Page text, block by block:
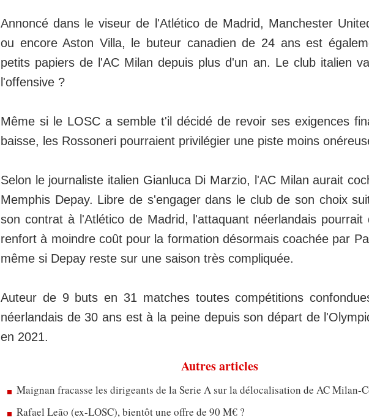
Annoncé dans le viseur de l'Atlético de Madrid, Manchester
ou encore Aston Villa, le buteur canadien de 24 ans est
petits papiers de l'AC Milan depuis plus d'un an. Le club italien
l'offensive ?
Même si le LOSC a semble t'il décidé de revoir ses exigences
baisse, les Rossoneri pourraient privilégier une piste moins
Selon le journaliste italien Gianluca Di Marzio, l'AC Milan aurait
Memphis Depay. Libre de s'engager dans le club de son choix
son contrat à l'Atlético de Madrid, l'attaquant néerlandais pourrait
renfort à moindre coût pour la formation désormais coachée par
même si Depay reste sur une saison très compliquée.
Auteur de 9 buts en 31 matches toutes compétitions
néerlandais de 30 ans est à la peine depuis son départ de
en 2021.
Autres articles
Maignan fracasse les dirigeants de la Serie A sur la délocalisation de AC Milan-
Rafael Leão (ex-LOSC), bientôt une offre de 90 M€ ?